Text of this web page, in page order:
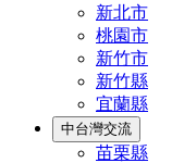
新北市
桃園市
新竹市
新竹縣
宜蘭縣
中台灣交流
苗栗縣